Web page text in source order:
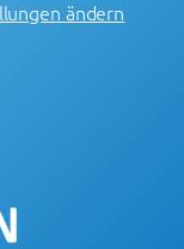
ändern